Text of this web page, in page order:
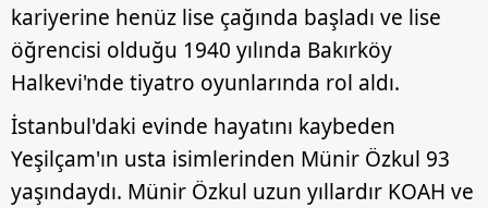
kariyerine henüz lise çağında başladı ve lise
öğrencisi olduğu 1940 yılında Bakırköy
Halkevi'nde tiyatro oyunlarında rol aldı.
İstanbul'daki evinde hayatını kaybeden
Yeşilçam'ın usta isimlerinden Münir Özkul 93
yaşındaydı. Münir Özkul uzun yıllardır KOAH ve